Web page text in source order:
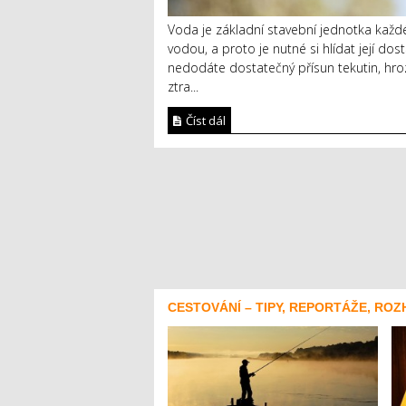
Voda je základní stavební jednotka
vodou, a proto je nutné si hlídat její
nedodáte dostatečný přísun tekutin,
ztra...
Číst dál
CESTOVÁNÍ – TIPY, REPORTÁŽE,